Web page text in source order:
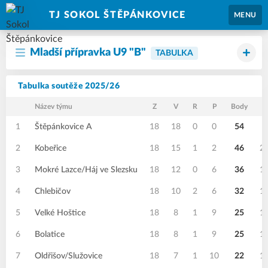
TJ SOKOL ŠTĚPÁNKOVICE MENU
Mladší přípravka U9 "B" TABULKA
Tabulka soutěže 2025/26
Název týmu Z V R P Body
1 Štěpánkovice A 18 18 0 0 54
2 Kobeřice 18 15 1 2 46
3 Mokré Lazce/Háj ve Slezsku 18 12 0 6 36
4 Chlebičov 18 10 2 6 32
5 Velké Hoštice 18 8 1 9 25
6 Bolatice 18 8 1 9 25
7 Oldřišov/Služovice 18 7 1 10 22